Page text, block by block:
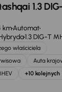
1.3
kmAutomat
1.3 DIG-T
właściciela
Auta
+10 kolejnych